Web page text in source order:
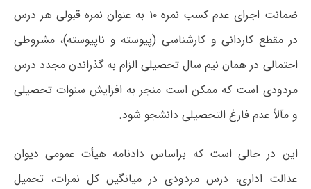
ضمانت اجرای عدم کسب نمره ۱۰ به عنوان نمره قبولی هر درس
در مقطع کاردانی و کارشناسی (پیوسته و ناپیوسته)، مشروطی
احتمالی در همان نیم سال تحصیلی الزام به گذراندن مجدد درس
مردودی است که ممکن است منجر به افزایش سنوات تحصیلی
و مآلاً عدم فارغ التحصیلی دانشجو شود.
این در حالی است که براساس دادنامه هیأت عمومی دیوان
عدالت اداری، درس مردودی در میانگین کل نمرات، تحمیل